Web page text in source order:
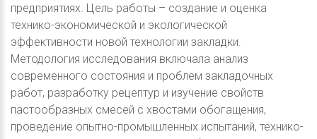
предприятиях. Цель работы – создание и оценка
технико-экономической и экологической
эффективности новой технологии закладки.
Методология исследования включала анализ
современного состояния и проблем закладочных
работ, разработку рецептур и изучение свойств
пастообразных смесей с хвостами обогащения,
проведение опытно-промышленных испытаний, технико-